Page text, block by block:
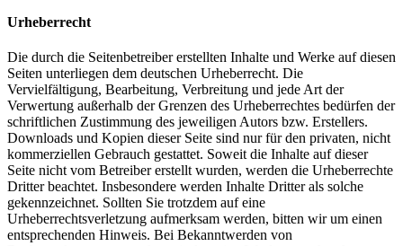
Urheberrecht
Die durch die Seitenbetreiber erstellten Inhalte und Werke auf diesen
Seiten unterliegen dem deutschen Urheberrecht. Die
Vervielfältigung, Bearbeitung, Verbreitung und jede Art der
Verwertung außerhalb der Grenzen des Urheberrechtes bedürfen der
schriftlichen Zustimmung des jeweiligen Autors bzw. Erstellers.
Downloads und Kopien dieser Seite sind nur für den privaten, nicht
kommerziellen Gebrauch gestattet. Soweit die Inhalte auf dieser
Seite nicht vom Betreiber erstellt wurden, werden die Urheberrechte
Dritter beachtet. Insbesondere werden Inhalte Dritter als solche
gekennzeichnet. Sollten Sie trotzdem auf eine
Urheberrechtsverletzung aufmerksam werden, bitten wir um einen
entsprechenden Hinweis. Bei Bekanntwerden von